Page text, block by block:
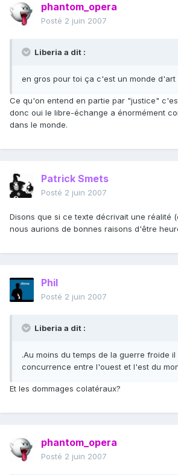
phantom_opera
Posté 2 juin 2007
Liberia a dit :
en gros pour toi ça c'est un monde d'art
Ce qu'on entend en partie par "justice"
donc oui le libre-échange a énormément
dans le monde.
Patrick Smets
Posté 2 juin 2007
Disons que si ce texte décrivait une réalité
nous aurions de bonnes raisons d'être
Phil
Posté 2 juin 2007
Liberia a dit :
.Au moins du temps de la guerre froide il
concurrence entre l'ouest et l'est du
Et les dommages colatéraux?
phantom_opera
Posté 2 juin 2007